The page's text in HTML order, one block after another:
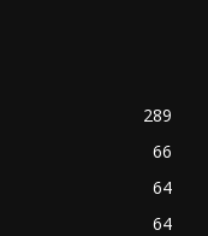
289
66
64
64